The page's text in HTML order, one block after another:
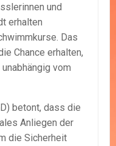
und
erhalten
Das
Chance erhalten,
vom
betont, dass die
Anliegen der
die Sicherheit